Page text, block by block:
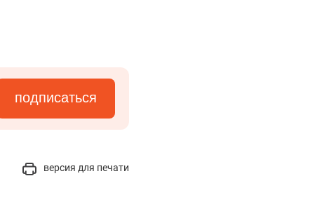
подписаться
версия для печати